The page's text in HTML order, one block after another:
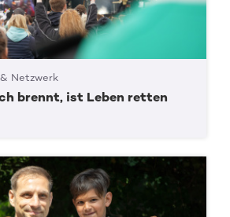
Netzwerk
brennt, ist Leben retten